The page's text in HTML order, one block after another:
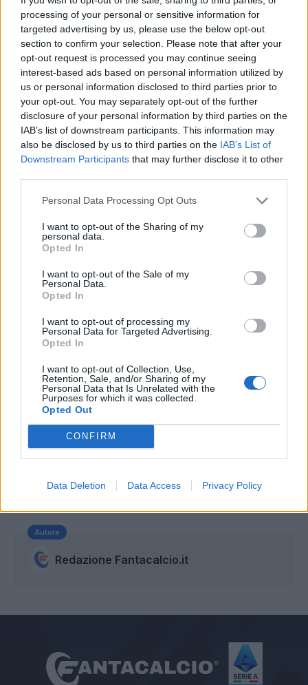
processing of your personal or sensitive information for
targeted advertising by us, please use the below opt-out
section to confirm your selection. Please note that after your
opt-out request is processed you may continue seeing
interest-based ads based on personal information utilized by
us or personal information disclosed to third parties prior to
your opt-out. You may separately opt-out of the further
disclosure of your personal information by third parties on the
IAB’s list of downstream participants. This information may
also be disclosed by us to third parties on the IAB’s List of
Downstream Participants that may further disclose it to other
Personal Data Processing Opt Outs
I want to opt-out of the Sharing of my
personal data.
Opted In
I want to opt-out of the Sale of my
Personal Data.
Opted In
I want to opt-out of processing my
Personal Data for Targeted Advertising.
Opted In
I want to opt-out of Collection, Use,
Retention, Sale, and/or Sharing of my
Personal Data that Is Unrelated with the
Purposes for which it was collected.
Opted Out
CONFIRM
Data Deletion Data Access Privacy Policy
E intanto, in merito all'attaccante, è stata resa
nota una singolare curiosità svelata daGianluca
Di Marziosull’approdo di ManoloGabbiadini in
maglia azzurra . L’attaccante avrebbe difatti
firmato per il Napoli proprio mentre gli azzurri
alzavano la Supercoppa a Doha, capitale del
Qatar.Proprio l'ex atalantino dovrebbe esser
nuovamente confermato titolare nel big
match di domenica sera contro l'Inter
schierare ancora una volta dal 1' un giocatore di
tale condizione stuzzica e non poco il tecnico
spagnolo. Al suo fianco, dovrebbero esserci
Gli azzurri sono rientrati da Roma dopo il pari i
Tim Cup contro la Lazio, ed oggi hanno ripreso
gli allenamenti. Da valutare restano invece
Gargano e Maggio che non hanno preso parte
muscolari.
Autore
Redazione Fantacalcio.it